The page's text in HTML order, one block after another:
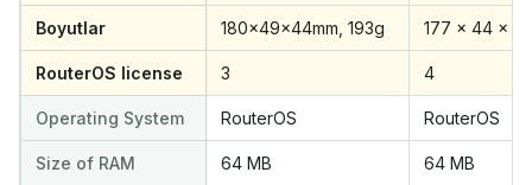
Boyutlar 180x49x44mm, 193g 177 x 44 x
RouterOS license 3 4
Operating System RouterOS RouterOS
Size of RAM 64 MB 64 MB